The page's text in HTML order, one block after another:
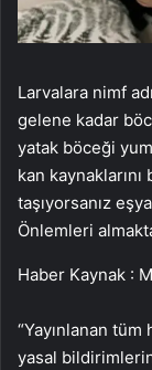
Larvalara nimf
gelene kadar
yatak böceği
kan
taşıyorsanız
Önlemleri
Haber Kaynak :
“Yayınlanan
yasal